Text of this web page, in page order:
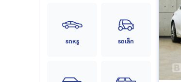
รถหรู รถเล็ก